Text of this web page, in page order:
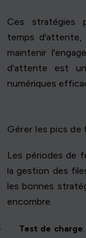
Ces stratégies
temps d'attente,
maintenir
d'attente est
numériques
Gérer les pics
Les périodes de
la gestion des
les bonnes
encombre.
Test de charge